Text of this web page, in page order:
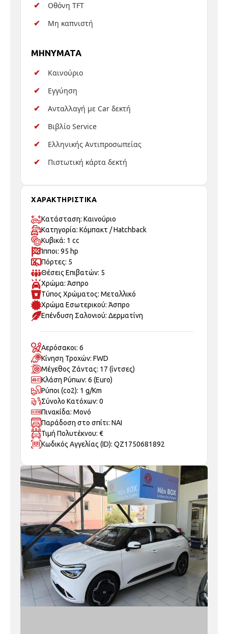
Οθόνη TFT
Μη καπνιστή
MHNYMATA
Καινούριο
Εγγύηση
Ανταλλαγή με Car δεκτή
Βιβλίο Service
Ελληνικής Αντιπροσωπείας
Πιστωτική κάρτα δεκτή
ΧΑΡΑΚΤΗΡΙΣΤΙΚΑ
Κατάσταση: Καινούριo
Κατηγορία: Κόμπακτ / Hatchback
Κυβικά: 1 cc
Ίπποι: 95 hp
Πόρτες: 5
Θέσεις Επιβατών: 5
Χρώμα: Άσπρο
Τύπος Χρώματος: Μεταλλικό
Χρώμα Εσωτερικού: Άσπρο
Επένδυση Σαλονιού: Δερματίνη
Αερόσακοι: 6
Κίνηση Τροχών: FWD
Μέγεθος Ζάντας: 17 (ίντσες)
Κλάση Ρύπων: 6 (Euro)
Ρύποι (co2): 1 g/Km
Σύνολο Κατόχων: 0
Πινακίδα: Μονό
Παράδοση στο σπίτι: ΝΑΙ
Τιμή Πολυτέκνου: €
Κωδικός Αγγελίας (ID): QZ1750681892